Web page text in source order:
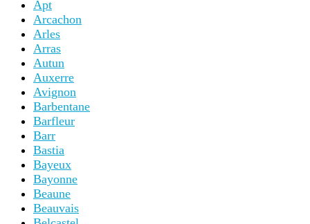
Apt
Arcachon
Arles
Arras
Autun
Auxerre
Avignon
Barbentane
Barfleur
Barr
Bastia
Bayeux
Bayonne
Beaune
Beauvais